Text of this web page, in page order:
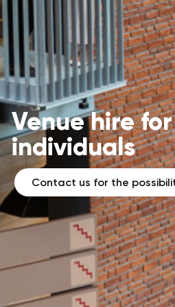
Venue hire
individuals
Contact us for the